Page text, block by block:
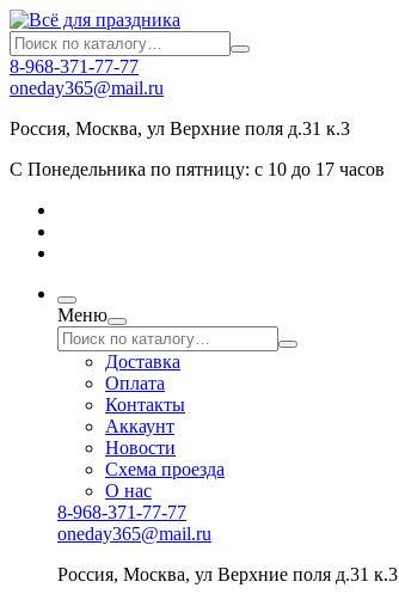
8-968-371-77-77
oneday365@mail.ru
Россия, Москва, ул Верхние поля д.31 к.3
С Понедельника по пятницу: с 10 до 17 часов
Меню
Доставка
Оплата
Контакты
Аккаунт
Новости
Схема проезда
О нас
8-968-371-77-77
oneday365@mail.ru
Россия, Москва, ул Верхние поля д.31 к.3